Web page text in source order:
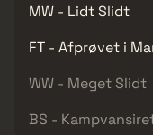
MW - Lidt Slidt
FT - Afprøvet i
WW - Meget Slidt
BS -